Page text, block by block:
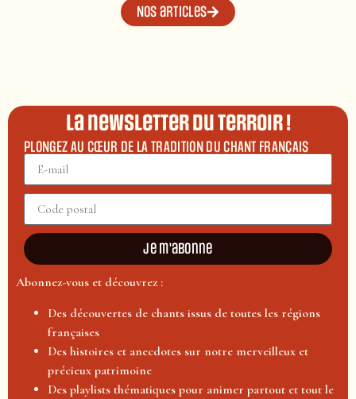
Nos articles
La newsletter du terroir !
PLONGEZ AU CŒUR DE LA TRADITION DU CHANT FRANÇAIS
Je m'abonne
Abonnez-vous et découvrez :
Des découvertes de chants issus de toutes les régions
françaises
Des histoires et anecdotes sur notre merveilleux et
précieux patrimoine
Des playlists thématiques pour animer partout et tout le